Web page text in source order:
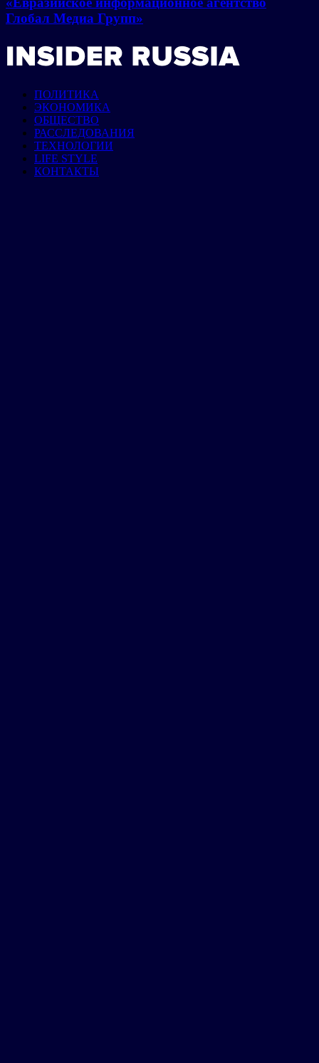
Глобал Медиа Групп»
ПОЛИТИКА
ЭКОНОМИКА
ОБЩЕСТВО
РАССЛЕДОВАНИЯ
ТЕХНОЛОГИИ
LIFE STYLE
КОНТАКТЫ